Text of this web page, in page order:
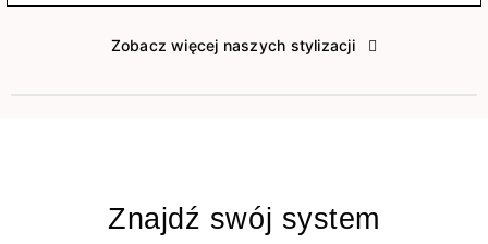
Zobacz więcej naszych stylizacji
Znajdź swój system